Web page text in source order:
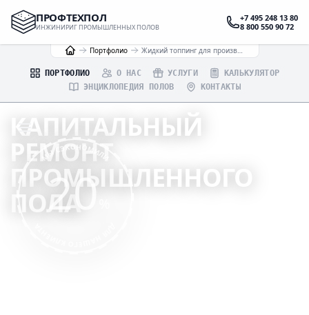
ПРОФТЕХПОЛ
ИНЖИНИРИГ ПРОМЫШЛЕННЫХ ПОЛОВ
+7 495 248 13 80
8 800 550 90 72
Портфолио Жидкий топпинг для производственного помещения ООО «Турбохолод», г.Москва
ПОРТФОЛИО О НАС УСЛУГИ
КАЛЬКУЛЯТОР
ЭНЦИКЛОПЕДИЯ ПОЛОВ
КОНТАКТЫ
МЫ СЭКОНОМИЛИ
20
КАПИТАЛЬНЫЙ
РЕМОНТ
ПРОМЫШЛЕННОГО
ПОЛА